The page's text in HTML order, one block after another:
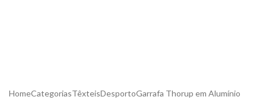
HomeCategoriasTêxteisDesportoGarrafa Thorup em Alumínio